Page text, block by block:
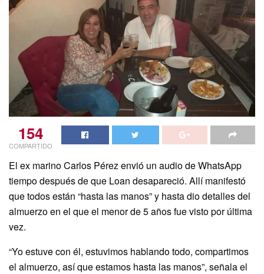
154
COMPARTIDO
El ex marino Carlos Pérez envió un audio de WhatsApp
tiempo después de que Loan desapareció. Allí manifestó
que todos están “hasta las manos” y hasta dio detalles del
almuerzo en el que el menor de 5 años fue visto por última
vez.
“Yo estuve con él, estuvimos hablando todo, compartimos
el almuerzo, así que estamos hasta las manos”, señala el